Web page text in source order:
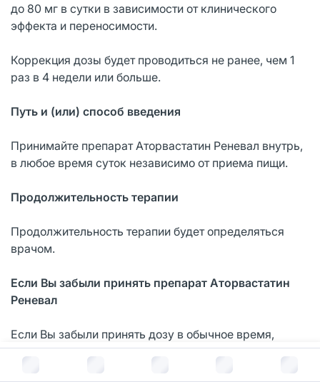
В корзину за руб.
до 80 мг в сутки в зависимости от клинического
эффекта и переносимости.
Коррекция дозы будет проводиться не ранее, чем 1
раз в 4 недели или больше.
Путь и (или) способ введения
Принимайте препарат Аторвастатин Реневал внутрь,
в любое время суток независимо от приема пищи.
Продолжительность терапии
Продолжительность терапии будет определяться
врачом.
Если Вы забыли принять препарат Аторвастатин
Реневал
Если Вы забыли принять дозу в обычное время,
пропустите пропущенную дозу и примите